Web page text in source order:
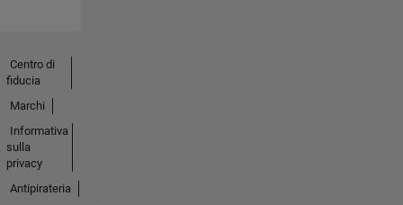
Centro di
fiducia
Marchi
Informativa
sulla
privacy
Antipirateria